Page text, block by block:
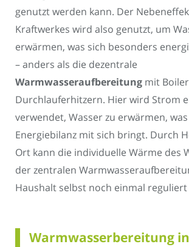
genutzt werden kann. Der
Kraftwerkes wird also genutzt, um
erwärmen, was sich besonders
– anders als die dezentrale
Warmwasseraufbereitung mit
Durchlauferhitzern. Hier wird Strom
verwendet, Wasser zu erwärmen,
Energiebilanz mit sich bringt. Durch
Ort kann die individuelle Wärme des
der zentralen
Haushalt selbst noch einmal
Warmwasserbereitung